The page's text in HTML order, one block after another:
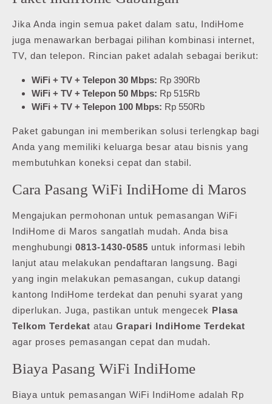
Jika Anda ingin semua paket dalam satu, IndiHome
juga menawarkan berbagai pilihan kombinasi internet,
TV, dan telepon. Rincian paket adalah sebagai berikut:
WiFi + TV + Telepon 30 Mbps: Rp 390Rb
WiFi + TV + Telepon 50 Mbps: Rp 515Rb
WiFi + TV + Telepon 100 Mbps: Rp 550Rb
Paket gabungan ini memberikan solusi terlengkap bagi
Anda yang memiliki keluarga besar atau bisnis yang
membutuhkan koneksi cepat dan stabil.
Cara Pasang WiFi IndiHome di Maros
Mengajukan permohonan untuk pemasangan WiFi
IndiHome di Maros sangatlah mudah. Anda bisa
menghubungi 0813-1430-0585 untuk informasi lebih
lanjut atau melakukan pendaftaran langsung. Bagi
yang ingin melakukan pemasangan, cukup datangi
kantong IndiHome terdekat dan penuhi syarat yang
diperlukan. Juga, pastikan untuk mengecek Plasa
Telkom Terdekat atau Grapari IndiHome Terdekat
agar proses pemasangan cepat dan mudah.
Biaya Pasang WiFi IndiHome
Biaya untuk pemasangan WiFi IndiHome adalah Rp